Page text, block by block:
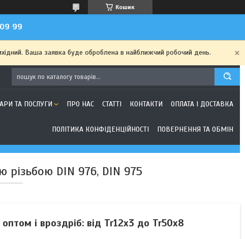
Кошик
99
Ваша заявка буде оброблена в найближчий робочий день.
ТА ПОСЛУГИ ПРО НАС СТАТТІ КОНТАКТИ ОПЛАТА І ДОСТАВКА
ПОЛІТИКА КОНФІДЕНЦІЙНОСТІ ПОВЕРНЕННЯ ТА ОБМІН
різьбою DIN 976, DIN 975
і вроздріб: від Tr12x3 до Tr50x8